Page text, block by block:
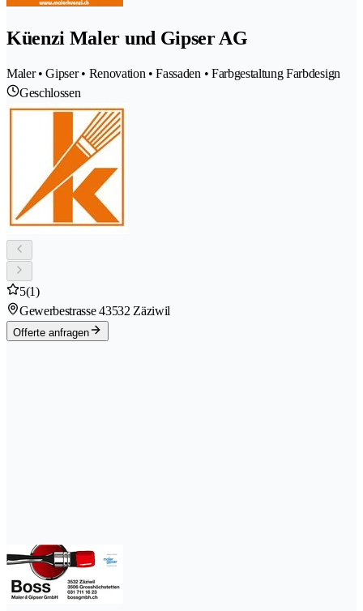
Küenzi Maler und Gipser AG
Maler • Gipser • Renovation • Fassaden • Farbgestaltung Farbdesign
Geschlossen
5(1)
Gewerbestrasse 43532 Zäziwil
Offerte anfragen